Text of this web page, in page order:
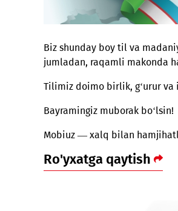
Biz shunday boy til va
jumladan, raqamli
Tilimiz doimo birlik,
Bayramingiz muborak